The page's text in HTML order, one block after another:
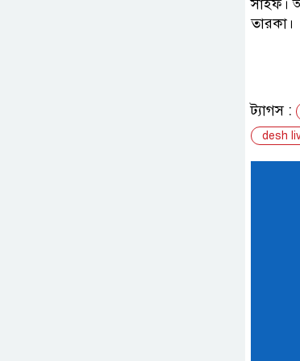
সাইফ।
তারকা।
ট্যাগস :
desh